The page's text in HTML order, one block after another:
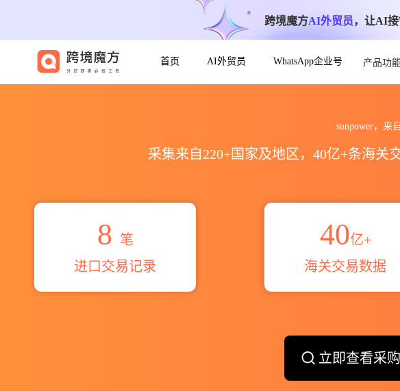
跨境魔方AI外贸员，让AI接
首页 AI外贸员 WhatsApp企业号 产品功
sunpower，来
采集来自220+国家及地区，40亿+条海
8 笔
进口交易记录
40亿+
海关交易数据
立即查看采